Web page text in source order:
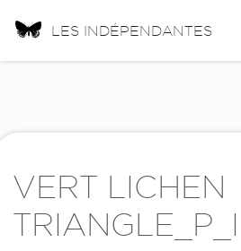
LES INDÉPENDANTES
VERT LICHEN
TRIANGLE_P_I